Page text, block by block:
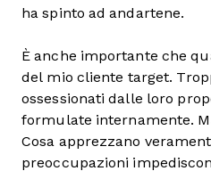
ha spinto ad andartene.
È anche importante che
del mio cliente target.
ossessionati dalle loro
formulate internamente.
Cosa apprezzano
preoccupazioni